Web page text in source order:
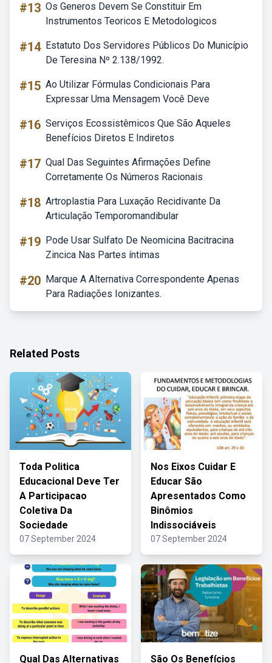
#13 Os Generos Devem Se Constituir Em
Instrumentos Teoricos E Metodologicos
#14 Estatuto Dos Servidores Públicos Do Município
De Teresina Nº 2.138/1992.
#15 Ao Utilizar Fórmulas Condicionais Para
Expressar Uma Mensagem Você Deve
#16 Serviços Ecossistêmicos Que São Aqueles
Benefícios Diretos E Indiretos
#17 Qual Das Seguintes Afirmações Define
Corretamente Os Números Racionais
#18 Artroplastia Para Luxação Recidivante Da
Articulação Temporomandibular
#19 Pode Usar Sulfato De Neomicina Bacitracina
Zincica Nas Partes íntimas
#20 Marque A Alternativa Correspondente Apenas
Para Radiações Ionizantes.
Related Posts
Toda Politica
Educacional Deve Ter
A Participacao
Coletiva Da
Sociedade
07 September 2024
Nos Eixos Cuidar E
Educar São
Apresentados Como
Binômios
Indissociáveis
07 September 2024
Qual Das Alternativas São Os Benefícios